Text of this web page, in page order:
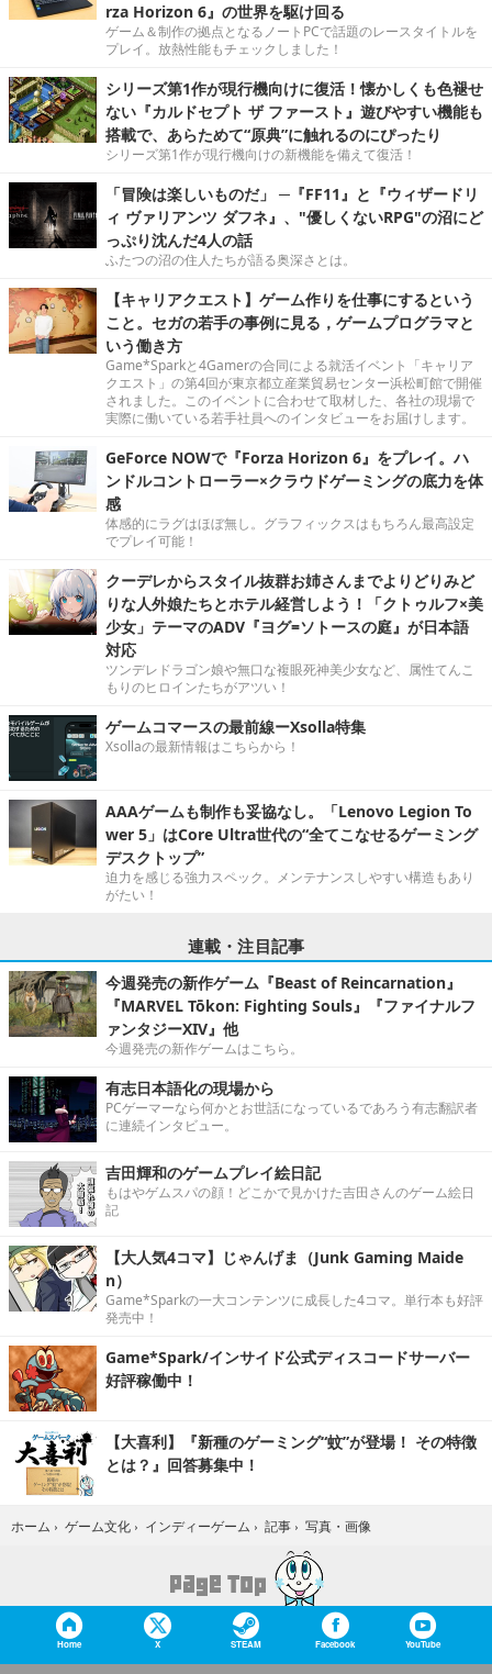
rza Horizon 6』の世界を駆け回る
ゲーム＆制作の拠点となるノートPCで話題のレースタイトルを
プレイ。放熱性能もチェックしました！
シリーズ第1作が現行機向けに復活！懐かしくも色褪せ
ない『カルドセプト ザ ファースト』遊びやすい機能も
搭載で、あらためて“原典”に触れるのにぴったり
シリーズ第1作が現行機向けの新機能を備えて復活！
「冒険は楽しいものだ」 ─『FF11』と『ウィザードリ
ィ ヴァリアンツ ダフネ』、"優しくないRPG"の沼にど
っぷり沈んだ4人の話
ふたつの沼の住人たちが語る奥深さとは。
【キャリアクエスト】ゲーム作りを仕事にするという
こと。セガの若手の事例に見る，ゲームプログラマと
いう働き方
Game*Sparkと4Gamerの合同による就活イベント「キャリア
クエスト」の第4回が東京都立産業貿易センター浜松町館で開催
されました。このイベントに合わせて取材した、各社の現場で
実際に働いている若手社員へのインタビューをお届けします。
GeForce NOWで『Forza Horizon 6』をプレイ。ハ
ンドルコントローラー×クラウドゲーミングの底力を体
感
体感的にラグはほぼ無し。グラフィックスはもちろん最高設定
でプレイ可能！
クーデレからスタイル抜群お姉さんまでよりどりみど
りな人外娘たちとホテル経営しよう！「クトゥルフ×美
少女」テーマのADV『ヨグ=ソトースの庭』が日本語
対応
ツンデレドラゴン娘や無口な複眼死神美少女など、属性てんこ
もりのヒロインたちがアツい！
ゲームコマースの最前線ーXsolla特集
Xsollaの最新情報はこちらから！
AAAゲームも制作も妥協なし。「Lenovo Legion To
wer 5」はCore Ultra世代の“全てこなせるゲーミング
デスクトップ”
迫力を感じる強力スペック。メンテナンスしやすい構造もあり
がたい！
連載・注目記事
今週発売の新作ゲーム『Beast of Reincarnation』
『MARVEL Tōkon: Fighting Souls』『ファイナルフ
ァンタジーXIV』他
今週発売の新作ゲームはこちら。
有志日本語化の現場から
PCゲーマーなら何かとお世話になっているであろう有志翻訳者
に連続インタビュー。
吉田輝和のゲームプレイ絵日記
もはやゲムスパの顔！どこかで見かけた吉田さんのゲーム絵日
記
【大人気4コマ】じゃんげま（Junk Gaming Maide
n）
Game*Sparkの一大コンテンツに成長した4コマ。単行本も好評
発売中！
Game*Spark/インサイド公式ディスコードサーバー
好評稼働中！
【大喜利】『新種のゲーミング“蚊”が登場！ その特徴
とは？』回答募集中！
ホーム › ゲーム文化 › インディーゲーム › 記事 › 写真・画像
Home X STEAM Facebook YouTube